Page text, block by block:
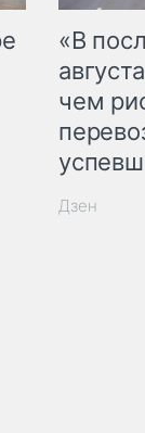
«В
чем
Дзен